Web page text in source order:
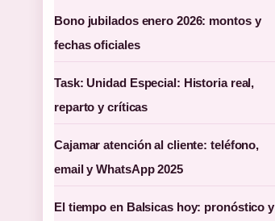
Bono jubilados enero 2026: montos y
fechas oficiales
Task: Unidad Especial: Historia real,
reparto y críticas
Cajamar atención al cliente: teléfono,
email y WhatsApp 2025
El tiempo en Balsicas hoy: pronóstico y